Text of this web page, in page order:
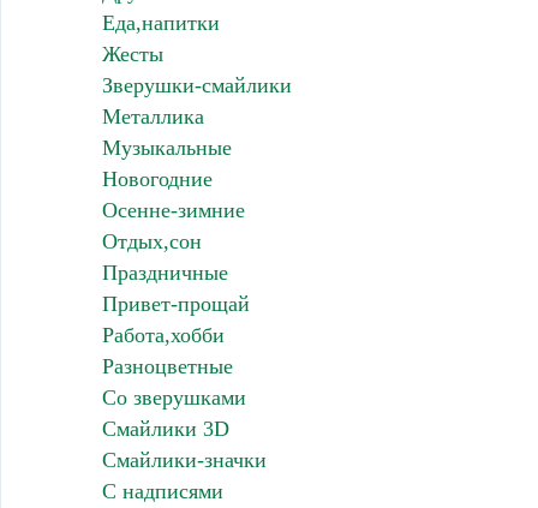
Еда,напитки
Жесты
Зверушки-смайлики
Металлика
Музыкальные
Новогодние
Осенне-зимние
Отдых,сон
Праздничные
Привет-прощай
Работа,хобби
Разноцветные
Со зверушками
Смайлики 3D
Смайлики-значки
С надписями